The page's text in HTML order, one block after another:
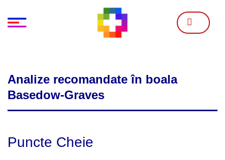
content
Analize recomandate în boala
Basedow-Graves
Puncte Cheie